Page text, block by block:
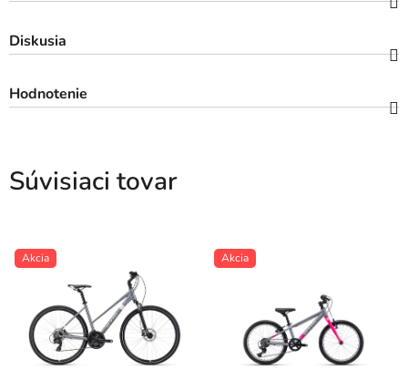
Diskusia
Hodnotenie
Súvisiaci tovar
Akcia Akcia